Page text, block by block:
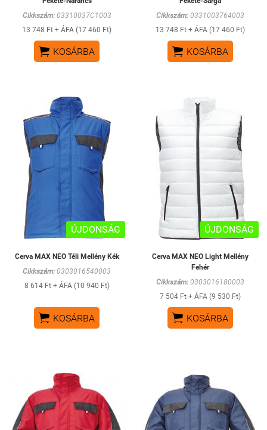
Cikkszám:03310037C1003
13 748 Ft + ÁFA (17 460 Ft)
 KOSÁRBA
Cikkszám: 0331003764003
13 748 Ft + ÁFA (17 460 Ft)
 KOSÁRBA
ÚJDONSÁG
Cerva MAX NEO Téli Mellény Kék
Cikkszám: 0303016540003
8 614 Ft + ÁFA (10 940 Ft)
 KOSÁRBA
ÚJDONSÁG
Cerva MAX NEO Light Mellény
Fehér
Cikkszám: 0303016180003
7 504 Ft + ÁFA (9 530 Ft)
 KOSÁRBA